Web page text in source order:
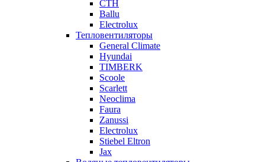
CTH
Ballu
Electrolux
Тепловентиляторы
General Climate
Hyundai
TIMBERK
Scoole
Scarlett
Neoclima
Faura
Zanussi
Electrolux
Stiebel Eltron
Jax